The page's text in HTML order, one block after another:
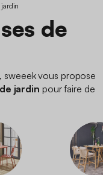
jardin
de
sweeek vous propose
jardin pour faire de
amis autour de votre
de
chaises de jardin
Pas de soucis, nous
pour votre
de son jardin